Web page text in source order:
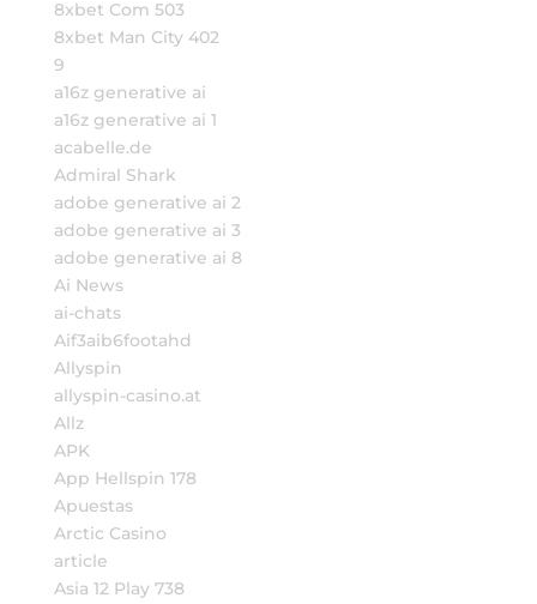
8xbet Com 503
8xbet Man City 402
9
a16z generative ai
a16z generative ai 1
acabelle.de
Admiral Shark
adobe generative ai 2
adobe generative ai 3
adobe generative ai 8
Ai News
ai-chats
Aif3aib6footahd
Allyspin
allyspin-casino.at
Allz
APK
App Hellspin 178
Apuestas
Arctic Casino
article
Asia 12 Play 738